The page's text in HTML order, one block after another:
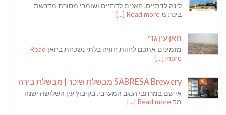
לינה לדתיים, חאנים לדתיים ושומרי מסורת מדרשת
בינת מRead more [...]
חאן עין גדי
מזמינים אתכם לחוות חוויה בלתי נשכחת בחאן Read
more [...]
SABRESA Brewery מבשלת שיכר | מבשלת בירה
אי שם במרחבי הנגב המערבי, בקיבוץ עין השלושה ישנה
מב Read more [...]